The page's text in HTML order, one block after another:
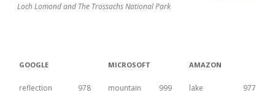
Loch Lomond and The Trossachs National Park
GOOGLE MICROSOFT AMAZON
reflection 978 mountain 999 lake 977